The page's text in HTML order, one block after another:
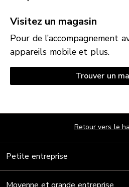
Visitez un magasin
Pour de l’accompagnement
appareils mobile et plus.
Trouver un
Petite entreprise
Moyenne et grande entreprise
Retour vers le